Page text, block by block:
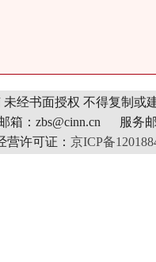
未经书面授权 不得复制或
箱：zbs@cinn.cn 服务邮
许可证： 京ICP备